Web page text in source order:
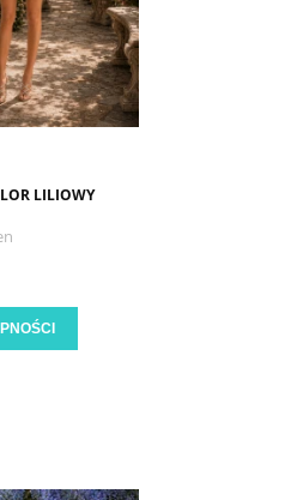
LILIOWY